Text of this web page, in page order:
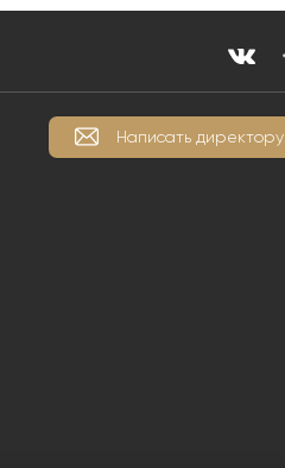
Написать директору